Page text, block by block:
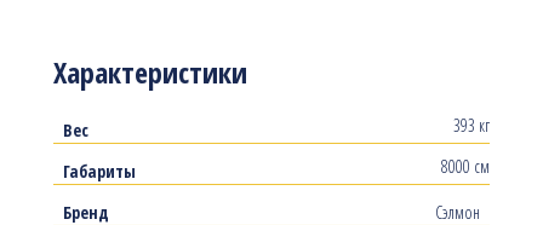
Характеристики
Вес
393 кг
Габариты
8000 см
Бренд
Сэлмон